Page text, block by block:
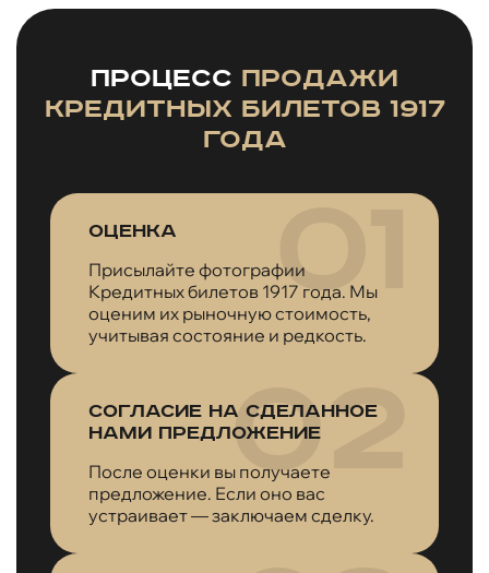
Процесс продажи
Кредитных билетов 1917
года
Оценка
Присылайте фотографии
Кредитных билетов 1917 года. Мы
оценим их рыночную стоимость,
учитывая состояние и редкость.
Согласие на сделанное
нами предложение
После оценки вы получаете
предложение. Если оно вас
устраивает — заключаем сделку.